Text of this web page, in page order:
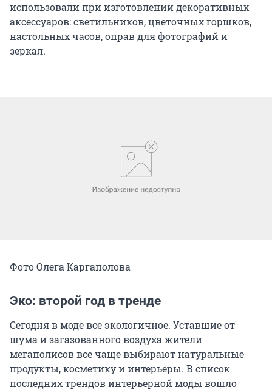
использовали при изготовлении декоративных
аксессуаров: светильников, цветочных горшков,
настольных часов, оправ для фотографий и
зеркал.
Фото Олега Каргаполова
Эко: второй год в тренде
Сегодня в моде все экологичное. Уставшие от
шума и загазованного воздуха жители
мегаполисов все чаще выбирают натуральные
продукты, косметику и интерьеры. В список
последних трендов интерьерной моды вошло